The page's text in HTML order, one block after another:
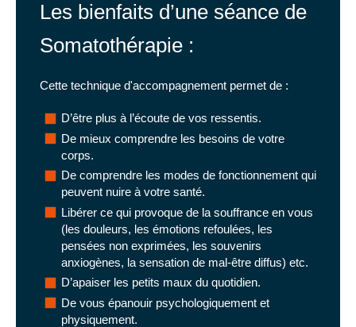
Les bienfaits d’une séance de
Somatothérapie :
Cette technique d'accompagnement permet de :
D’être plus à l’écoute de vos ressentis.
De mieux comprendre les besoins de votre
corps.
De comprendre les modes de fonctionnement qui
peuvent nuire à votre santé.
Libérer ce qui provoque de la souffrance en vous
(les douleurs, les émotions refoulées, les
pensées non exprimées, les souvenirs
anxiogènes, la sensation de mal-être diffus) etc.
D’apaiser les petits maux du quotidien.
De vous épanouir psychologiquement et
physiquement.